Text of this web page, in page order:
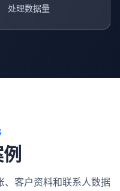
处理数据量
、客户资料和联系人数据